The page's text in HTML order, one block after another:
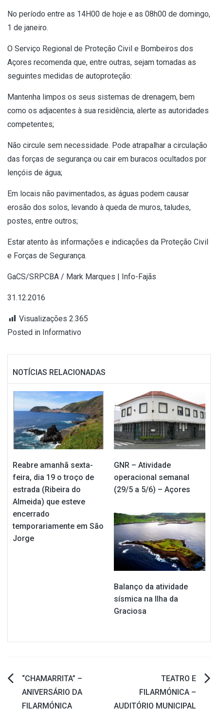
No período entre as 14H00 de hoje e as 08h00 de domingo,
1 de janeiro.
O Serviço Regional de Proteção Civil e Bombeiros dos
Açores recomenda que, entre outras, sejam tomadas as
seguintes medidas de autoproteção:
Mantenha limpos os seus sistemas de drenagem, bem
como os adjacentes à sua residência, alerte as autoridades
competentes;
Não circule sem necessidade. Pode atrapalhar a circulação
das forças de segurança ou cair em buracos ocultados por
lençóis de água;
Em locais não pavimentados, as águas podem causar
erosão dos solos, levando à queda de muros, taludes,
postes, entre outros;
Estar atento às informações e indicações da Proteção Civil
e Forças de Segurança.
GaCS/SRPCBA / Mark Marques | Info-Fajãs
31.12.2016
Visualizações 2.365
Posted in Informativo
NOTÍCIAS RELACIONADAS
Reabre amanhã sexta-
feira, dia 19 o troço de
estrada (Ribeira do
Almeida) que esteve
encerrado
temporariamente em São
Jorge
GNR – Atividade
operacional semanal
(29/5 a 5/6) – Açores
Balanço da atividade
sísmica na Ilha da
Graciosa
Navegação
“CHAMARRITA” –
ANIVERSÁRIO DA
FILARMÓNICA
TEATRO E
FILARMÓNICA –
AUDITÓRIO MUNICIPAL